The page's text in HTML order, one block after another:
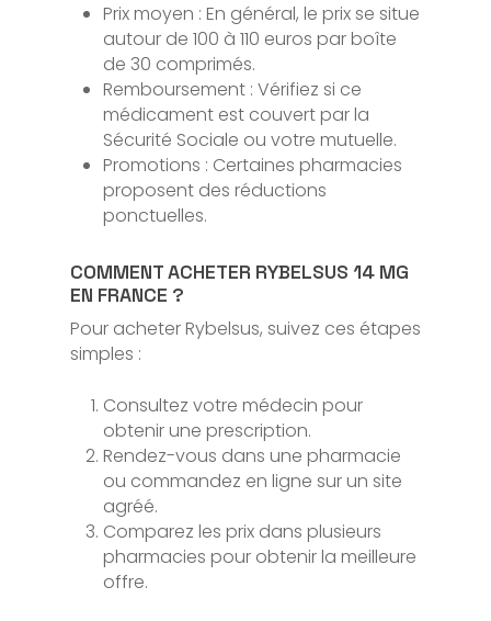
Prix moyen : En général, le prix se situe
autour de 100 à 110 euros par boîte
de 30 comprimés.
Remboursement : Vérifiez si ce
médicament est couvert par la
Sécurité Sociale ou votre mutuelle.
Promotions : Certaines pharmacies
proposent des réductions
ponctuelles.
COMMENT ACHETER RYBELSUS 14 MG
EN FRANCE ?
Pour acheter Rybelsus, suivez ces étapes
simples :
Consultez votre médecin pour
obtenir une prescription.
Rendez-vous dans une pharmacie
ou commandez en ligne sur un site
agréé.
Comparez les prix dans plusieurs
pharmacies pour obtenir la meilleure
offre.